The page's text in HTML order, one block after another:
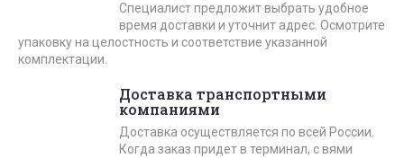
Специалист предложит выбрать удобное
время доставки и уточнит адрес. Осмотрите
упаковку на целостность и соответствие указанной
комплектации.
Доставка транспортными
компаниями
Доставка осуществляется по всей России.
Когда заказ придет в терминал, с вями